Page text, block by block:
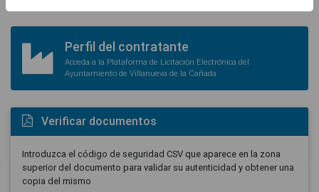
Perfil del contratante
Acceda a la Plataforma de Licitación Electrónica del
Ayuntamiento de Villanueva de la Cañada
Verificar documentos
Introduzca el código de seguridad CSV que aparece en la zona
superior del documento para validar su autenticidad y obtener una
copia del mismo